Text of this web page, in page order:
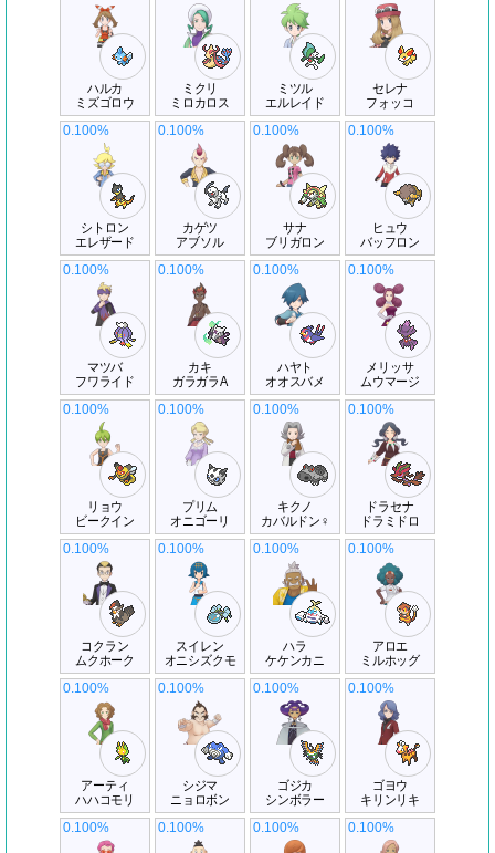
ハルカ
ミズゴロウ
ミクリ
ミロカロス
ミツル
エルレイド
セレナ
フォッコ
シトロン
エレザード
0.100%
カゲツ
アブソル
0.100%
サナ
ブリガロン
0.100%
ヒュウ
バッフロン
0.100%
マツバ
フワライド
0.100%
カキ
ガラガラA
0.100%
ハヤト
オオスバメ
0.100%
メリッサ
ムウマージ
0.100%
リョウ
ビークイン
0.100%
プリム
オニゴーリ
0.100%
キクノ
カバルドン♀
0.100%
ドラセナ
ドラミドロ
0.100%
コクラン
ムクホーク
0.100%
スイレン
オニシズクモ
0.100%
ハラ
ケケンカニ
0.100%
アロエ
ミルホッグ
0.100%
アーティ
ハハコモリ
0.100%
シジマ
ニョロボン
0.100%
ゴジカ
シンボラー
0.100%
ゴヨウ
キリンリキ
0.100%
0.100% 0.100% 0.100% 0.100%